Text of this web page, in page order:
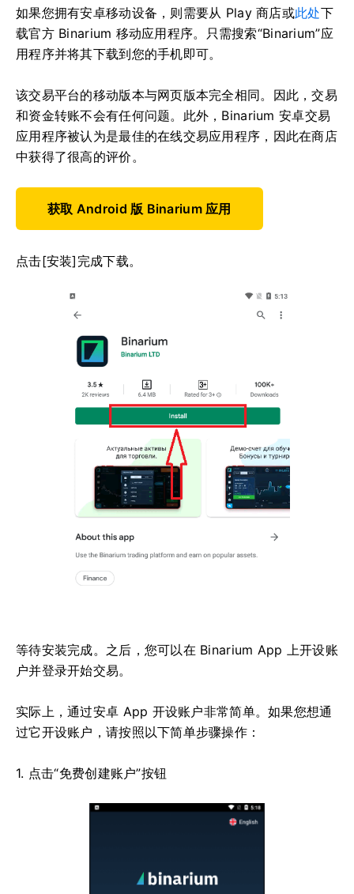
如果您拥有安卓移动设备，则需要从 Play 商店或此处下
载官方 Binarium 移动应用程序。只需搜索“Binarium”应
用程序并将其下载到您的手机即可。
该交易平台的移动版本与网页版本完全相同。因此，交易
和资金转账不会有任何问题。此外，Binarium 安卓交易
应用程序被认为是最佳的在线交易应用程序，因此在商店
中获得了很高的评价。
获取 Android 版 Binarium 应用
点击[安装]完成下载。
等待安装完成。之后，您可以在 Binarium App 上开设账
户并登录开始交易。
实际上，通过安卓 App 开设账户非常简单。如果您想通
过它开设账户，请按照以下简单步骤操作：
1. 点击“免费创建账户”按钮